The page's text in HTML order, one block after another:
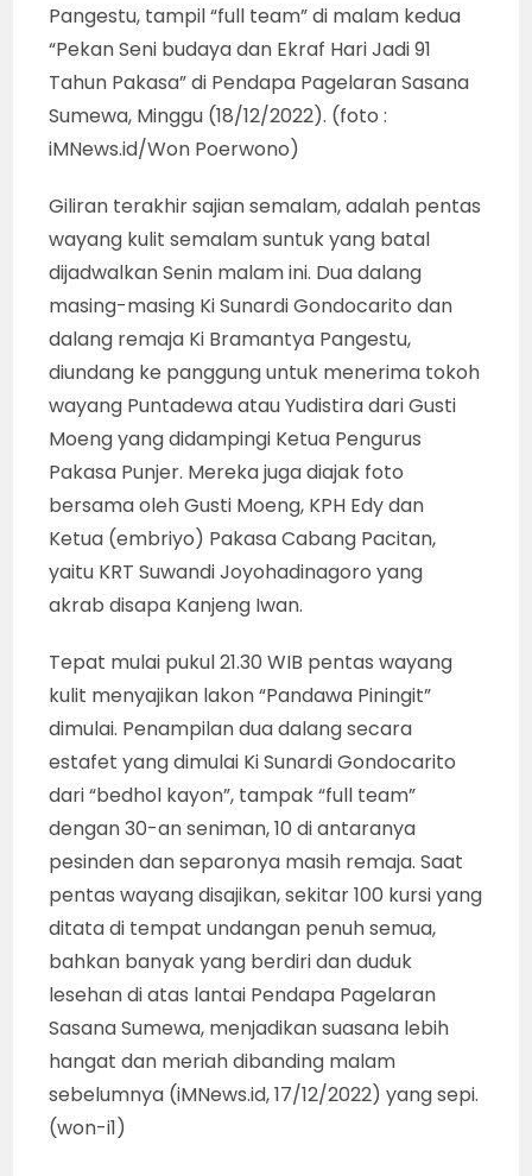
Pangestu, tampil “full team” di malam kedua
“Pekan Seni budaya dan Ekraf Hari Jadi 91
Tahun Pakasa” di Pendapa Pagelaran Sasana
Sumewa, Minggu (18/12/2022). (foto :
iMNews.id/Won Poerwono)
Giliran terakhir sajian semalam, adalah pentas
wayang kulit semalam suntuk yang batal
dijadwalkan Senin malam ini. Dua dalang
masing-masing Ki Sunardi Gondocarito dan
dalang remaja Ki Bramantya Pangestu,
diundang ke panggung untuk menerima tokoh
wayang Puntadewa atau Yudistira dari Gusti
Moeng yang didampingi Ketua Pengurus
Pakasa Punjer. Mereka juga diajak foto
bersama oleh Gusti Moeng, KPH Edy dan
Ketua (embriyo) Pakasa Cabang Pacitan,
yaitu KRT Suwandi Joyohadinagoro yang
akrab disapa Kanjeng Iwan.
Tepat mulai pukul 21.30 WIB pentas wayang
kulit menyajikan lakon “Pandawa Piningit”
dimulai. Penampilan dua dalang secara
estafet yang dimulai Ki Sunardi Gondocarito
dari “bedhol kayon”, tampak “full team”
dengan 30-an seniman, 10 di antaranya
pesinden dan separonya masih remaja. Saat
pentas wayang disajikan, sekitar 100 kursi yang
ditata di tempat undangan penuh semua,
bahkan banyak yang berdiri dan duduk
lesehan di atas lantai Pendapa Pagelaran
Sasana Sumewa, menjadikan suasana lebih
hangat dan meriah dibanding malam
sebelumnya (iMNews.id, 17/12/2022) yang sepi.
(won-i1)